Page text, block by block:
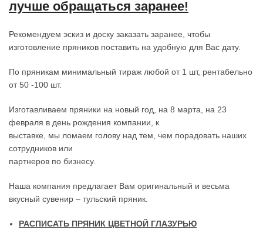
лучше обращаться заранее!
Рекомендуем эскиз и доску заказать заранее, чтобы
изготовление пряников поставить на удобную для Вас дату.
По пряникам минимальный тираж любой от 1 шт, рентабельно
от 50 -100 шт.
Изготавливаем пряники на новый год, на 8 марта, на 23
февраля в день рождения компании, к
выставке, мы ломаем голову над тем, чем порадовать наших
сотрудников или
партнеров по бизнесу.
Наша компания предлагает Вам оригинальный и весьма
вкусный сувенир – тульский пряник.
РАСПИСАТЬ ПРЯНИК ЦВЕТНОЙ ГЛАЗУРЬЮ